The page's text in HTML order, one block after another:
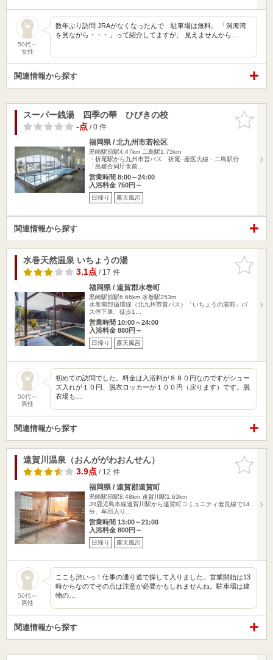
50代～
女性
数年ぶり訪問 JRAがなくなったんで 駐車場は無料。 「洞海湾
を見ながら・・・」って紹介してますが、 見えませんから…
関連情報から探す
お気に入
りに追加
スーパー銭湯 四季の華 ひびきの校
-点/ 0 件
福岡県 / 北九州市若松区
黒崎駅前駅4.47km 二島駅1.73km
・折尾駅から九州市営バス 折尾−産医大線・二島駅行
「島郷合同庁舎前…
営業時間 8:00～24:00
入浴料金 750円～
日帰り 露天風呂
関連情報から探す
お気に入
りに追加
水巻天然温泉 いちょうの湯
3.1点/ 17 件
福岡県 / 遠賀郡水巻町
黒崎駅前駅6.66km 水巻駅253m
水巻南部循環線（北九州市営バス）「いちょうの湯前」バ
ス停下車、徒歩1…
営業時間 10:00～24:00
入浴料金 880円～
日帰り 露天風呂
50代～
男性
初めての訪問でした。料金は入浴料が８８０円なのですがシュー
ズ入れが１０円、脱衣ロッカーが１００円（戻ります）です。脱
衣場も…
関連情報から探す
お気に入
りに追加
遠賀川温泉（おんががわおんせん）
3.9点/ 12 件
福岡県 / 遠賀郡遠賀町
黒崎駅前駅8.48km 遠賀川駅1.63km
JR鹿児島本線遠賀川駅から遠賀町コミュニティ老良線で14
分、牟田入り…
営業時間 13:00～21:00
入浴料金 800円～
日帰り 露天風呂
50代～
男性
ここも渋いっ！仕事の通り道で探して入りました。営業開始は13
時からなのでその点は注意が必要かもしれませんね。駐車場は建
物の…
関連情報から探す